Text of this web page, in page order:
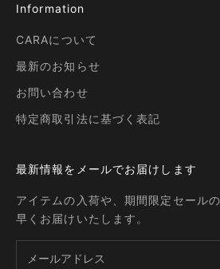
Information
CARAについて
最新のお知らせ
お問い合わせ
特定商取引法に基づく表記
最新情報をメールでお届けします
アイテムの入荷や、期間限定セール
早くお届けいたします。